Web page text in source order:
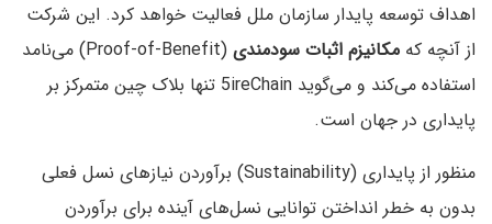
اهداف توسعه پایدار سازمان ملل فعالیت خواهد کرد. این شرکت
از آنچه که مکانیزم اثبات سودمندی
(Proof-of-Benefit) می‌نامد
استفاده می‌کند و می‌گوید 5ireChain تنها بلاک چین متمرکز بر
پایداری در جهان است.
منظور از پایداری (Sustainability) برآوردن نیازهای نسل فعلی
بدون به خطر انداختن توانایی نسل‌های آینده برای برآوردن